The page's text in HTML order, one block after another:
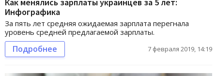
Инфографика
За пять лет средняя ожидаемая зарплата перегнала
уровень средней предлагаемой зарплаты.
Подробнее 7 февраля 2019, 14:19